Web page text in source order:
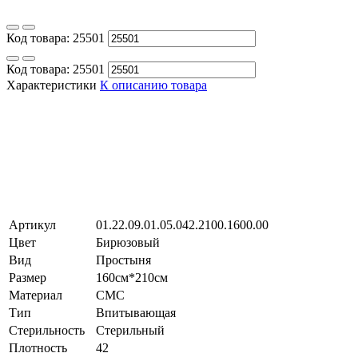
Код товара: 25501
Код товара: 25501
Характеристики К описанию товара
Артикул
01.22.09.01.05.042.2100.1600.00
Цвет
Бирюзовый
Вид
Простыня
Размер
160см*210см
Материал
СМС
Тип
Впитывающая
Стерильность
Стерильный
Плотность
42